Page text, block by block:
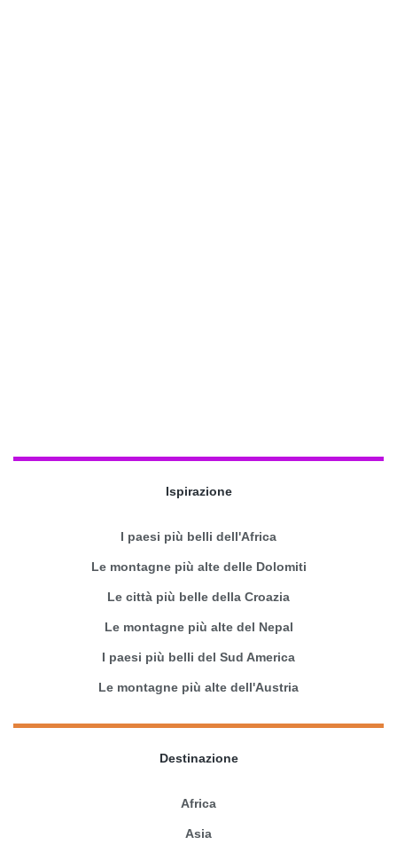
Ispirazione
I paesi più belli dell'Africa
Le montagne più alte delle Dolomiti
Le città più belle della Croazia
Le montagne più alte del Nepal
I paesi più belli del Sud America
Le montagne più alte dell'Austria
Destinazione
Africa
Asia